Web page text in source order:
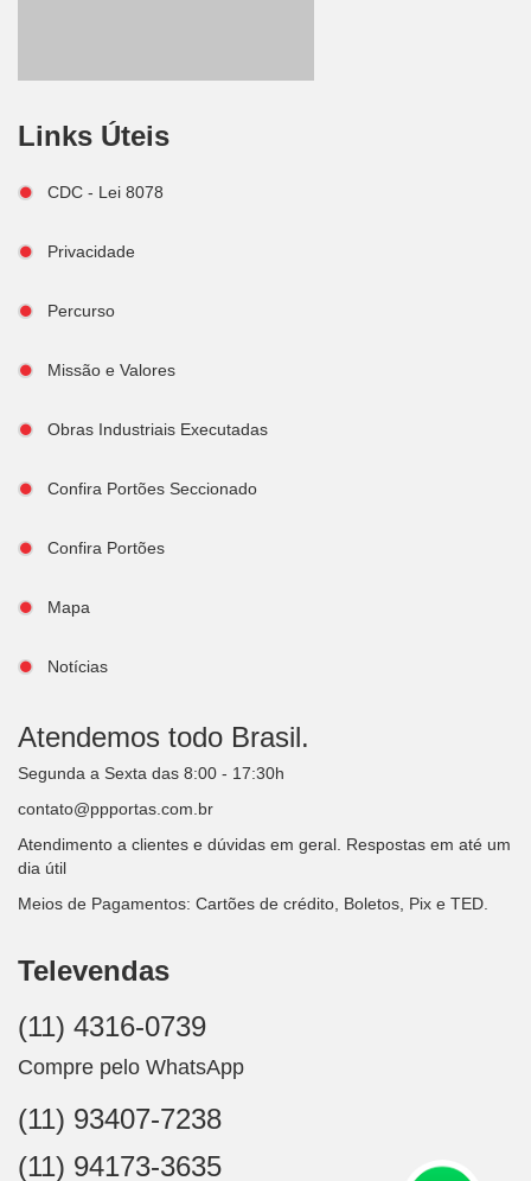
Links Úteis
CDC - Lei 8078
Privacidade
Percurso
Missão e Valores
Obras Industriais Executadas
Confira Portões Seccionado
Confira Portões
Mapa
Notícias
Atendemos todo Brasil.
Segunda a Sexta das 8:00 - 17:30h
contato@ppportas.com.br
Atendimento a clientes e dúvidas em geral. Respostas em até um
dia útil
Meios de Pagamentos: Cartões de crédito, Boletos, Pix e TED.
Televendas
(11) 4316-0739
Compre pelo WhatsApp
(11) 93407-7238
(11) 94173-3635